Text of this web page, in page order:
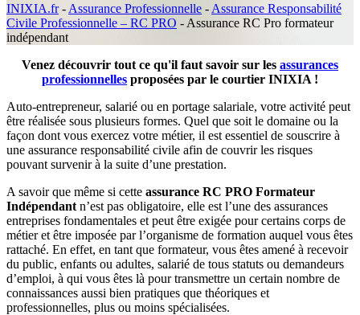
INIXIA.fr- Assurance Professionnelle - Assurance Responsabilité
Civile Professionnelle – RC PRO - Assurance RC Pro formateur
indépendant
Venez découvrir tout ce qu'il faut savoir sur les assurances
professionnelles proposées par le courtier INIXIA !
Auto-entrepreneur, salarié ou en portage salariale, votre activité peut
être réalisée sous plusieurs formes. Quel que soit le domaine ou la
façon dont vous exercez votre métier, il est essentiel de souscrire à
une assurance responsabilité civile afin de couvrir les risques
pouvant survenir à la suite d’une prestation.
A savoir que même si cette assurance RC PRO Formateur
Indépendant n’est pas obligatoire, elle est l’une des assurances
entreprises fondamentales et peut être exigée pour certains corps de
métier et être imposée par l’organisme de formation auquel vous êtes
rattaché. En effet, en tant que formateur, vous êtes amené à recevoir
du public, enfants ou adultes, salarié de tous statuts ou demandeurs
d’emploi, à qui vous êtes là pour transmettre un certain nombre de
connaissances aussi bien pratiques que théoriques et
professionnelles, plus ou moins spécialisées.